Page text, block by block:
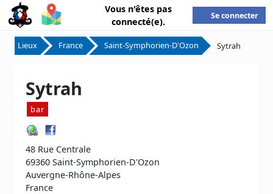
Vous n'êtes pas
connecté(e).
Se connecter
Lieux France Saint-Symphorien-D'Ozon Sytrah
Sytrah
bar
48 Rue Centrale
69360 Saint-Symphorien-D'Ozon
Auvergne-Rhône-Alpes
France